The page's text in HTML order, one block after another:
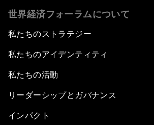
世界経済フォーラムについて
私たちのストラテジー
私たちのアイデンティティ
私たちの活動
リーダーシップとガバナンス
インパクト